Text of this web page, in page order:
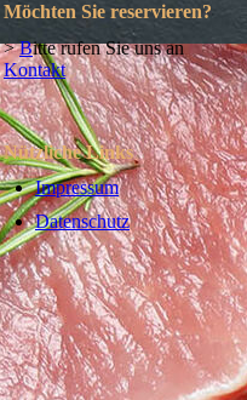
Möchten Sie reservieren?
>Bitte rufen Sie uns an
Kontakt
Nützliche Links
Impressum
Datenschutz